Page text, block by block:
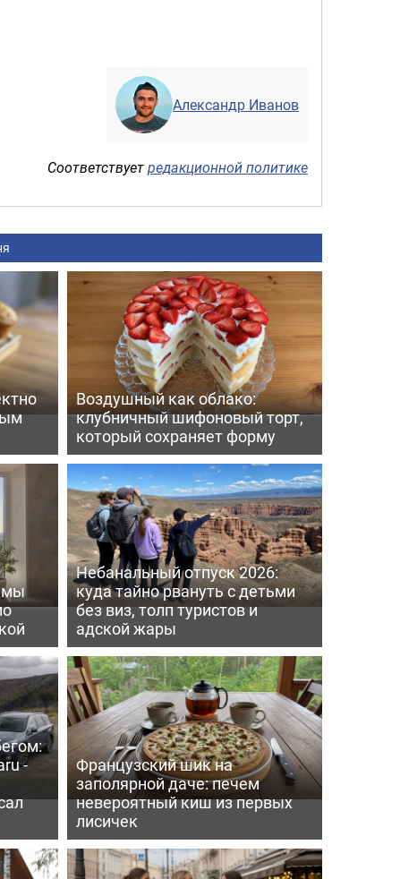
Александр Иванов
Соответствуетредакционной политике
Воздушный как облако:
клубничный шифоновый торт,
который сохраняет форму
мы
Небанальный отпуск 2026:
куда тайно рвануть с детьми
без виз, толп туристов и
адской жары
-
Французский шик на
заполярной даче: печем
невероятный киш из первых
лисичек